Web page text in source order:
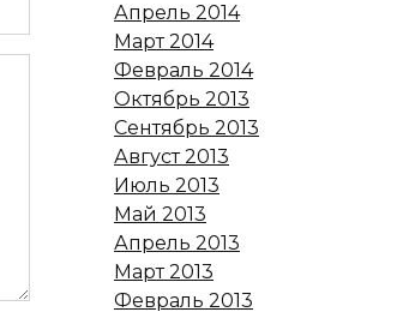
Апрель 2014
Март 2014
Февраль 2014
Октябрь 2013
Сентябрь 2013
Август 2013
Июль 2013
Май 2013
Апрель 2013
Март 2013
Февраль 2013